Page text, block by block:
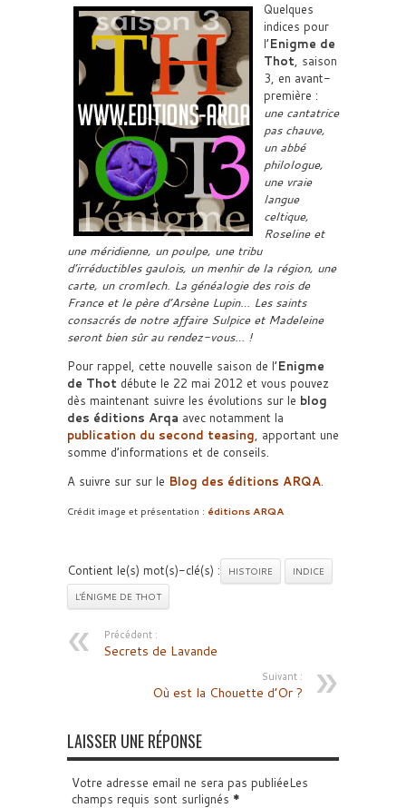
Quelques
indices pour
l’Enigme de
Thot, saison
3, en avant-
première :
une cantatrice
pas chauve,
un abbé
philologue,
une vraie
langue
celtique,
Roseline et
une méridienne, un poulpe, une tribu
d’irréductibles gaulois, un menhir de la région, une
carte, un cromlech. La généalogie des rois de
France et le père d’Arsène Lupin… Les saints
consacrés de notre affaire Sulpice et Madeleine
seront bien sûr au rendez-vous… !
Pour rappel, cette nouvelle saison de l’Enigme
de Thot débute le 22 mai 2012 et vous pouvez
dès maintenant suivre les évolutions sur le blog
des éditions Arqa avec notamment la
publication du second teasing, apportant une
somme d’informations et de conseils.
A suivre sur sur le Blog des éditions ARQA.
Crédit image et présentation : éditions ARQA
Contient le(s) mot(s)-clé(s) : HISTOIRE
INDICE
L'ÉNIGME DE THOT
Précédent :
Secrets de Lavande
Suivant :
Où est la Chouette d’Or ?
LAISSER UNE RÉPONSE
Votre adresse email ne sera pas publiéeLes
champs requis sont surlignés *